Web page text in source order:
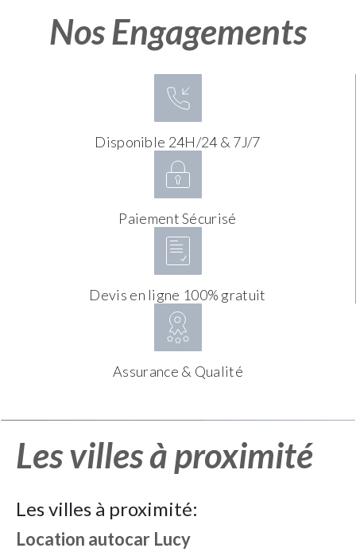
Nos Engagements
Disponible 24H/24 & 7J/7
Paiement Sécurisé
Devis en ligne 100% gratuit
Assurance & Qualité
Les villes à proximité
Les villes à proximité:
Location autocar Lucy